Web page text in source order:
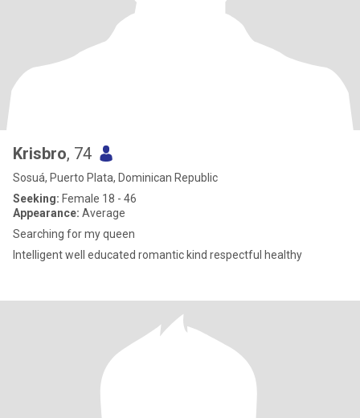
Krisbro, 74
Sosuá, Puerto Plata, Dominican Republic
Seeking: Female 18 - 46
Appearance: Average
Searching for my queen
Intelligent well educated romantic kind respectful healthy